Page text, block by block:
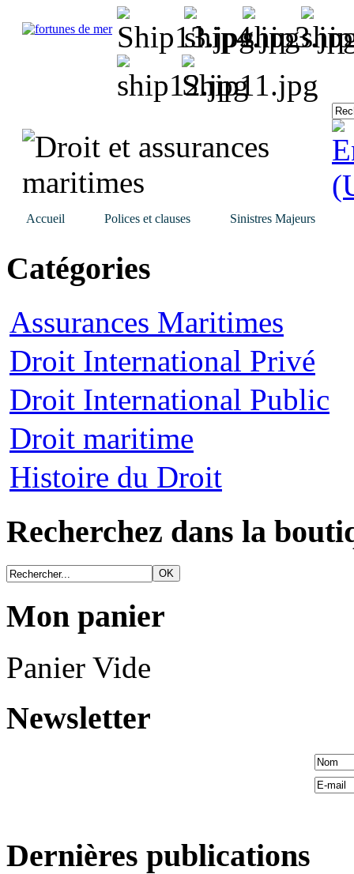
Accueil Polices et clauses Sinistres Majeurs
Catégories
Assurances Maritimes
Droit International Privé
Droit International Public
Droit maritime
Histoire du Droit
Recherchez dans la
Mon panier
Panier Vide
Newsletter
Dernières publications